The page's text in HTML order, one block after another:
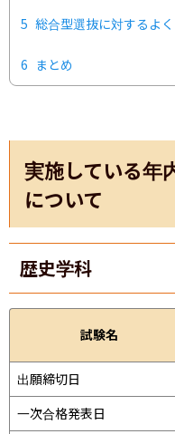
5 総合型選抜に対するよ
6 まとめ
実施している年
について
歴史学科
試験名
出願締切日
一次合格発表日